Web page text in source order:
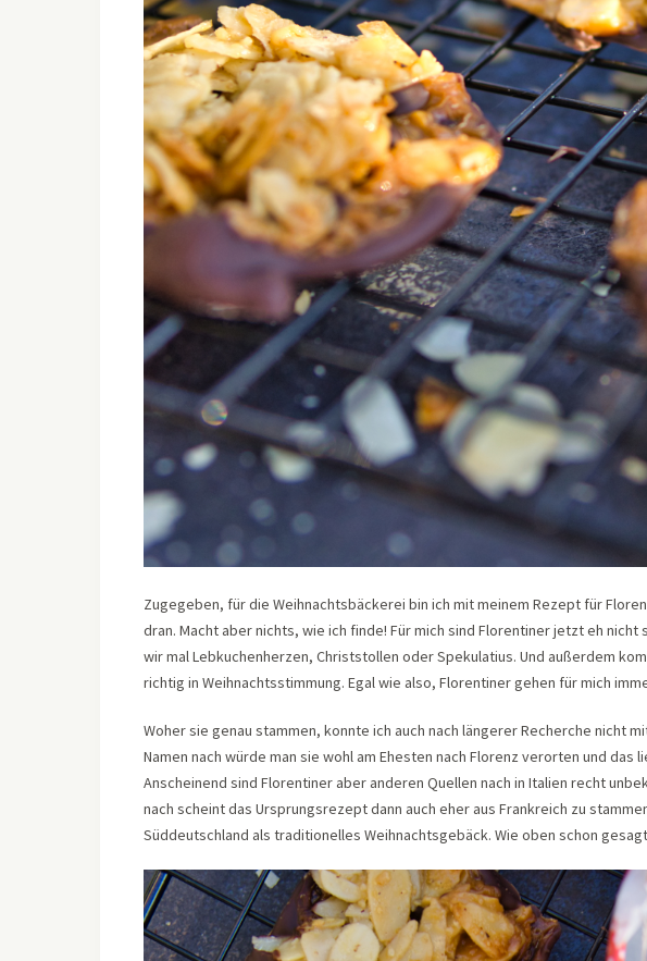
Zugegeben, für die Weihnachtsbäckerei bin ich mit meinem Rezept für
dran. Macht aber nichts, wie ich finde! Für mich sind Florentiner jetzt eh
wir mal Lebkuchenherzen, Christstollen oder Spekulatius. Und außerdem
richtig in Weihnachtsstimmung. Egal wie also, Florentiner gehen für mich
Woher sie genau stammen, konnte ich auch nach längerer Recherche nicht
Namen nach würde man sie wohl am Ehesten nach Florenz verorten und das
Anscheinend sind Florentiner aber anderen Quellen nach in Italien recht
nach scheint das Ursprungsrezept dann auch eher aus Frankreich zu
Süddeutschland als traditionelles Weihnachtsgebäck. Wie oben schon